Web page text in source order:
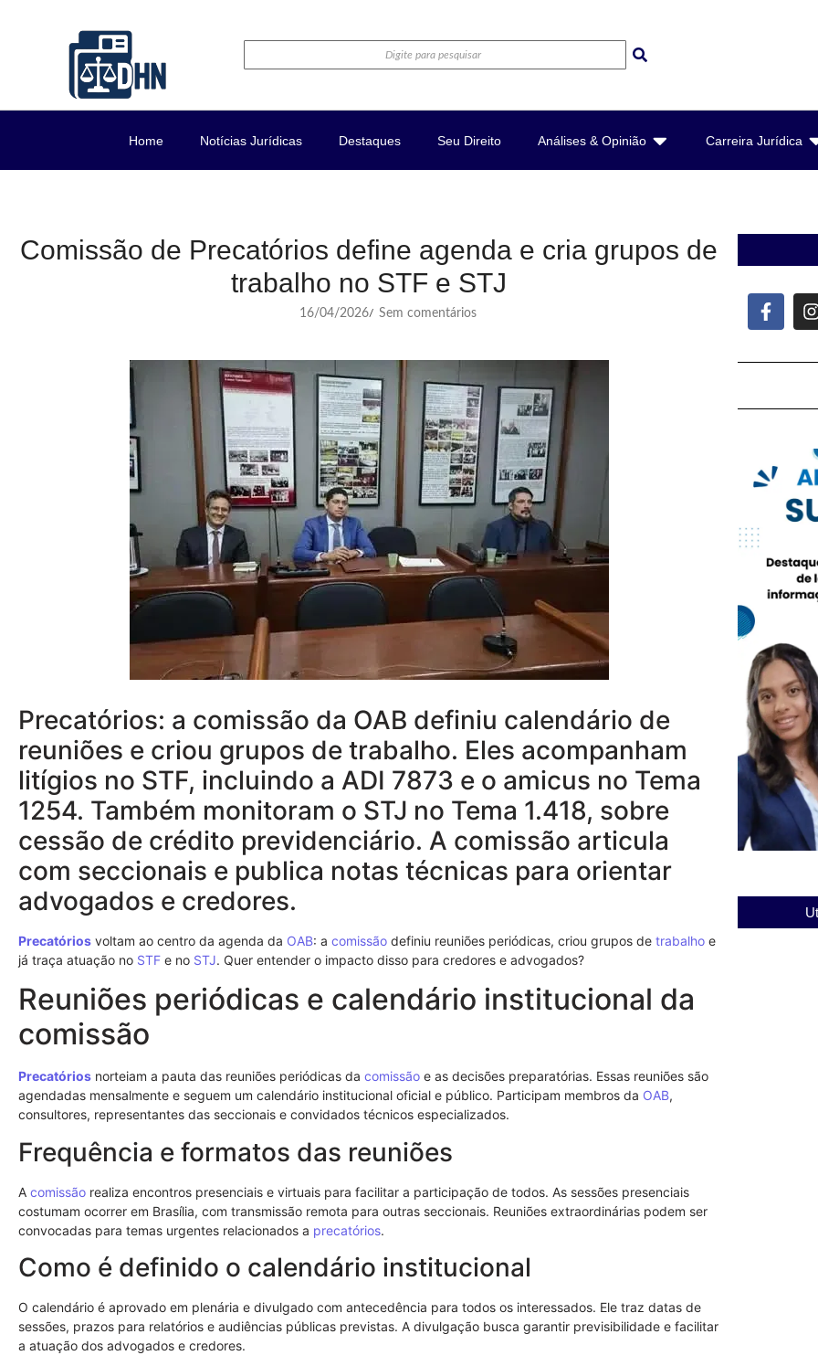
Home Notícias Jurídicas Destaques Seu Direito Análises & Opinião Carreira Jurídica
Comissão de Precatórios define agenda e cria grupos de
trabalho no STF e STJ
16/04/2026/ Sem comentários
Precatórios: a comissão da OAB definiu calendário de
reuniões e criou grupos de trabalho. Eles acompanham
litígios no STF, incluindo a ADI 7873 e o amicus no Tema
1254. Também monitoram o STJ no Tema 1.418, sobre
cessão de crédito previdenciário. A comissão articula
com seccionais e publica notas técnicas para orientar
advogados e credores.
Precatórios voltam ao centro da agenda da OAB: a comissão definiu reuniões periódicas, criou grupos de trabalho e
já traça atuação no STF e no STJ. Quer entender o impacto disso para credores e advogados?
Reuniões periódicas e calendário institucional da
comissão
Precatórios norteiam a pauta das reuniões periódicas da comissão e as decisões preparatórias. Essas reuniões são
agendadas mensalmente e seguem um calendário institucional oficial e público. Participam membros da OAB,
consultores, representantes das seccionais e convidados técnicos especializados.
Frequência e formatos das reuniões
A comissão realiza encontros presenciais e virtuais para facilitar a participação de todos. As sessões presenciais
costumam ocorrer em Brasília, com transmissão remota para outras seccionais. Reuniões extraordinárias podem ser
convocadas para temas urgentes relacionados a precatórios.
Como é definido o calendário institucional
O calendário é aprovado em plenária e divulgado com antecedência para todos os interessados. Ele traz datas de
sessões, prazos para relatórios e audiências públicas previstas. A divulgação busca garantir previsibilidade e facilitar
a atuação dos advogados e credores.